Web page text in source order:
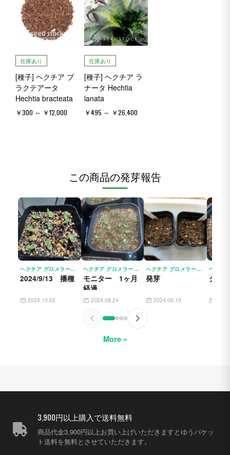
在庫あり
[種子] ヘクチア ブ
ラクテアータ
Hechtia bracteata
￥300 ～ ￥12,000
在庫あり
[種子] ヘクチア ラ
ナータ Hechtia
lanata
￥495 ～ ￥26,400
この商品の発芽報告
ヘクチア グロメラータ HECHTIA GLOMERATA
2024/9/13 播種
2024.10.02
ヘクチア グロメラータ HECHTIA GLOMERATA
モニター 1ヶ月
経過
2024.08.24
ヘクチア グロメラータ HECHTIA GLOMERATA
発芽
2024.08.10
グロ
More »
3,900円以上購入で送料無料
商品代金3,900円以上お買い上げいただきますとゆうパケッ
ト送料を無料とさせていただきます。